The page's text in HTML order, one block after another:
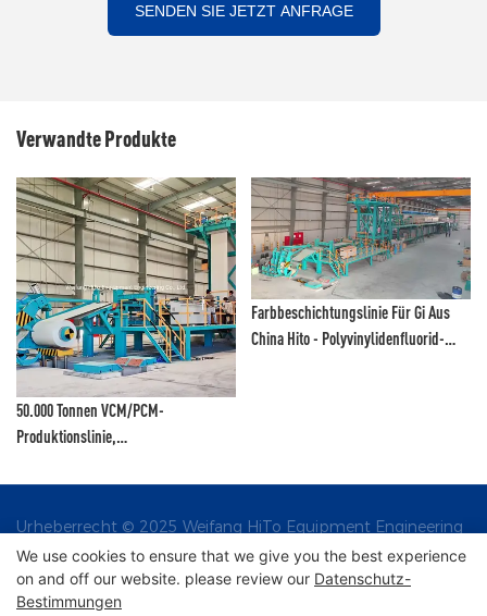
SENDEN SIE JETZT ANFRAGE
Verwandte Produkte
50.000 Tonnen VCM/PCM-
Produktionslinie,
Lackbeschichtungslinie,
Produktionslinie
Farbbeschichtungslinie Für Gi Aus
China Hito - Polyvinylidenfluorid-
Urheberrecht © 2025 Weifang HiTo Equipment Engineering
Co., Ltd. |
We use cookies to ensure that we give you the best experience
on and off our website. please review our Datenschutz-
Bestimmungen